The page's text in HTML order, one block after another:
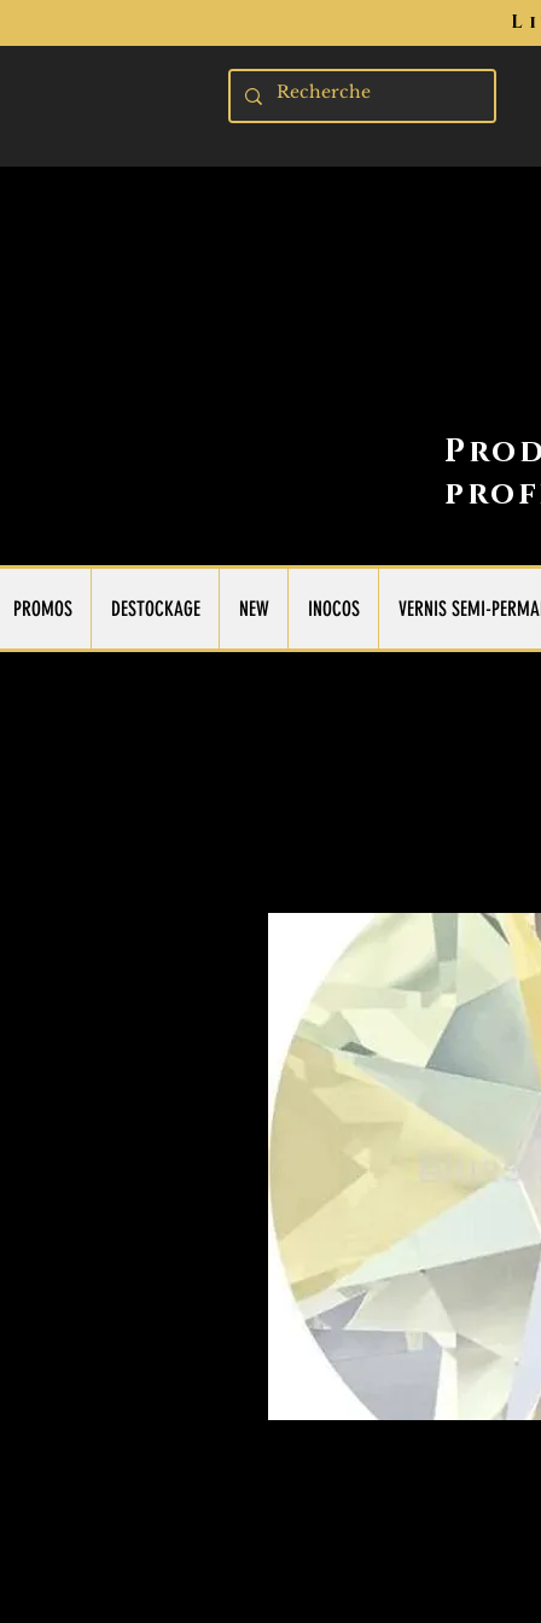
PROMOS DESTOCKAGE NEW INOCOS VERNIS SEMI-